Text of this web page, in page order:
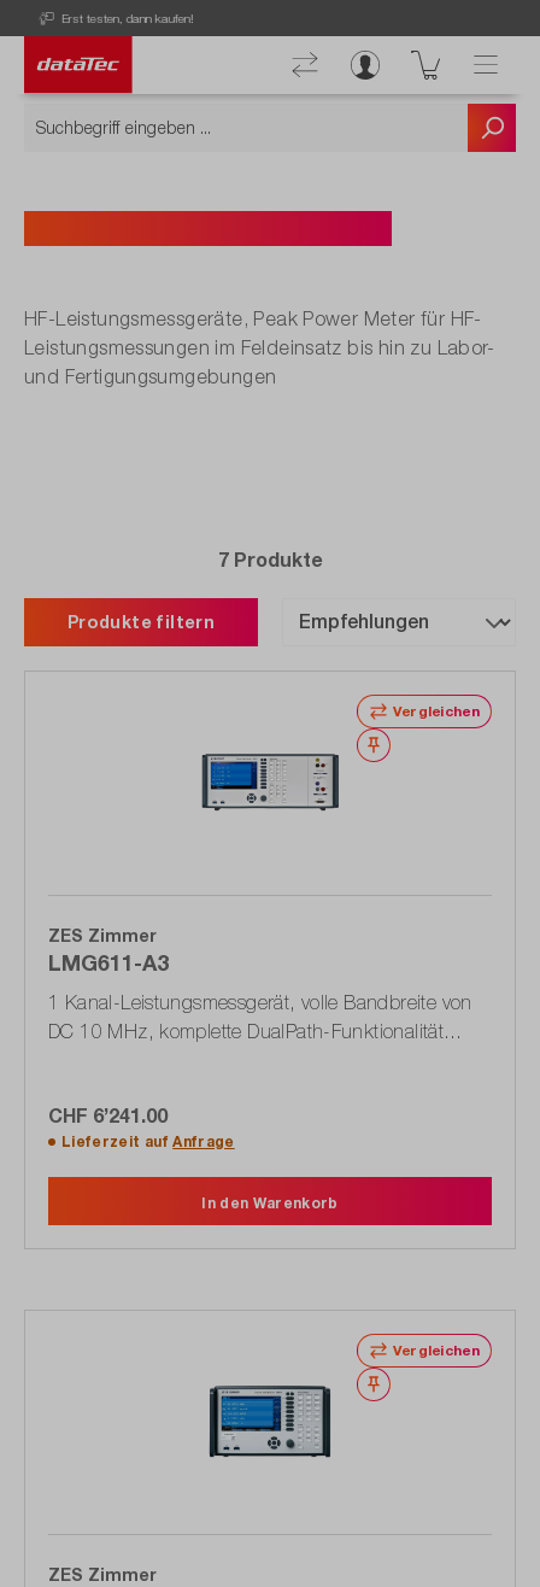
HF-Leistungsmessgeräte, Peak Power Meter für HF-
Leistungsmessungen im Feldeinsatz bis hin zu Labor-
und Fertigungsumgebungen
Produkte filtern
7 Produkte
Vergleichen
Merken
ZES Zimmer
LMG611-A3
1 Kanal-Leistungsmessgerät, volle Bandbreite von
DC 10 MHz, komplette DualPath-Funktionalität
CHF 6’241.00
Lieferzeit aufAnfrage
In den Warenkorb
Vergleichen
Merken
ZES Zimmer